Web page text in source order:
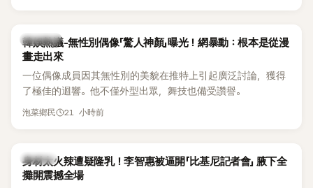
形容整場演出「就像一場豪華KTV」。
熱議討論
韓娛熱議-無性別偶像「驚人神顏」曝光！網暴動：根本是從漫
畫走出來
一位偶像成員因其無性別的美貌在推特上引起廣泛討論，獲得
了極佳的迴響。他不僅外型出眾，舞技也備受讚譽。
泡菜鄉民 21 小時前
K-POP
身材太火辣遭疑隆乳！李智惠被逼開「比基尼記者會」 腋下全
攤開震撼全場